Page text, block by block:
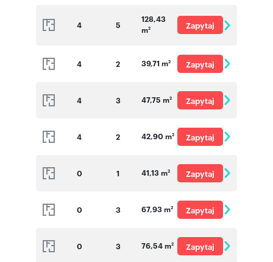
4 5
128,43
m2
Zapytaj
4 2 39,71 m2
Zapytaj
4 3 47,75 m2
Zapytaj
4 2 42,90 m2
Zapytaj
0 1 41,13 m2
Zapytaj
0 3 67,93 m2
Zapytaj
0 3 76,54 m2
Zapytaj